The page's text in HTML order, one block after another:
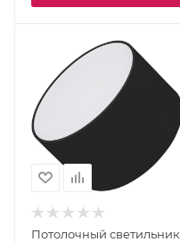
Потолочный светильник